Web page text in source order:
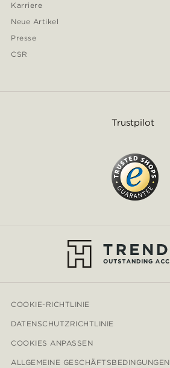
Karriere
Neue Artikel
Presse
CSR
Trustpilot
COOKIE-RICHTLINIE
DATENSCHUTZRICHTLINIE
COOKIES ANPASSEN
ALLGEMEINE GESCHÄFTSBEDINGUNGEN